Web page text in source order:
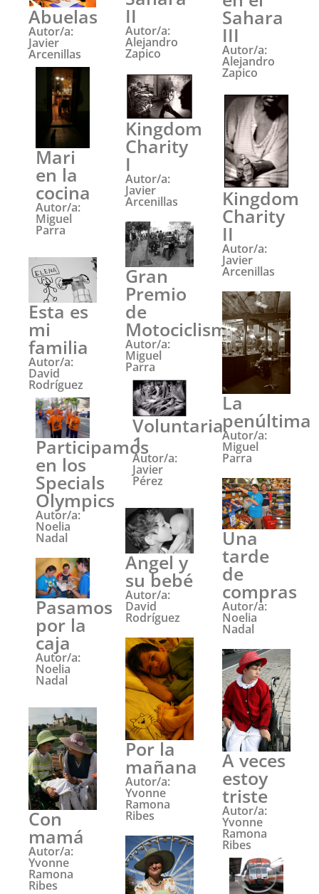
Abuelas
Autor/a:
Javier
Arcenillas
Mari
en la
cocina
Autor/a:
Miguel
Parra
Esta es
mi
familia
Autor/a:
David
Rodríguez
Participamos
en los
Specials
Olympics
Autor/a:
Noelia
Nadal
Pasamos
por la
caja
Autor/a:
Noelia
Nadal
Con
mamá
Autor/a:
Yvonne
Ramona
Ribes
II
Autor/a:
Alejandro
Zapico
Kingdom
Charity
I
Autor/a:
Javier
Arcenillas
Gran
Premio
de
Motociclismo
Autor/a:
Miguel
Parra
Voluntaria
1
Autor/a:
Javier
Pérez
Angel y
su bebé
Autor/a:
David
Rodríguez
Por la
mañana
Autor/a:
Yvonne
Ramona
Ribes
Sahara
III
Autor/a:
Alejandro
Zapico
Kingdom
Charity
II
Autor/a:
Javier
Arcenillas
La
penúltima
Autor/a:
Miguel
Parra
Una
tarde
de
compras
Autor/a:
Noelia
Nadal
A veces
estoy
triste
Autor/a:
Yvonne
Ramona
Ribes